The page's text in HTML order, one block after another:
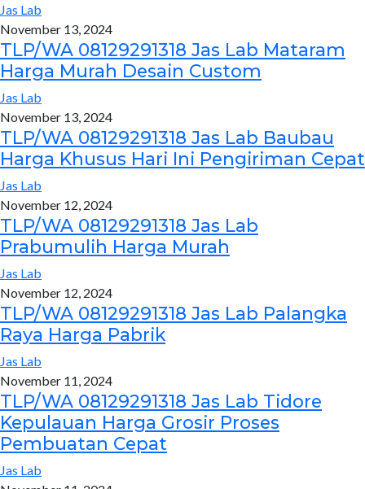
Jas Lab
November 13, 2024
TLP/WA 08129291318 Jas Lab Mataram
Harga Murah Desain Custom
Jas Lab
November 13, 2024
TLP/WA 08129291318 Jas Lab Baubau
Harga Khusus Hari Ini Pengiriman Cepat
Jas Lab
November 12, 2024
TLP/WA 08129291318 Jas Lab
Prabumulih Harga Murah
Jas Lab
November 12, 2024
TLP/WA 08129291318 Jas Lab Palangka
Raya Harga Pabrik
Jas Lab
November 11, 2024
TLP/WA 08129291318 Jas Lab Tidore
Kepulauan Harga Grosir Proses
Pembuatan Cepat
Jas Lab